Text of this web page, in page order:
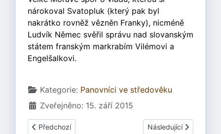
nárokoval Svatopluk (který pak byl
nakrátko rovněž vězněn Franky), nicméně
Ludvík Němec svěřil správu nad slovanským
státem franským markrabím Vilémovi a
Engelšalkovi.
Základní údaje
Kategorie: Panovníci ve středověku
Zveřejněno: 15. září 2015
Předchozí článek: Mojmírovci
Předchozí Další článek:
Následující